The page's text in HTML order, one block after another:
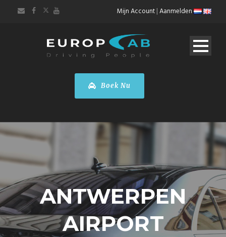
Mijn Account|Aanmelden
Boek Nu
ANTWERPEN
AIRPORT